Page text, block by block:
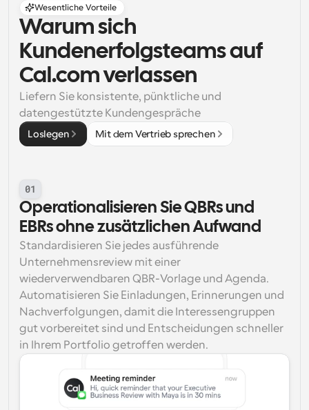
Wesentliche Vorteile
Warum sich
Kundenerfolgsteams auf
Cal.com verlassen
Liefern Sie konsistente, pünktliche und
datengestützte Kundengespräche
Loslegen Mit dem Vertrieb sprechen
01
Operationalisieren Sie QBRs und
EBRs ohne zusätzlichen Aufwand
Standardisieren Sie jedes ausführende
Unternehmensreview mit einer
wiederverwendbaren QBR-Vorlage und Agenda.
Automatisieren Sie Einladungen, Erinnerungen und
Nachverfolgungen, damit die Interessengruppen
gut vorbereitet sind und Entscheidungen schneller
in Ihrem Portfolio getroffen werden.